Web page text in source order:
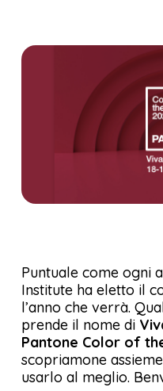
Puntuale come ogni
Institute ha eletto il
l’anno che verrà.
prende il nome di
Pantone Color of
scopriamone
usarlo al meglio.